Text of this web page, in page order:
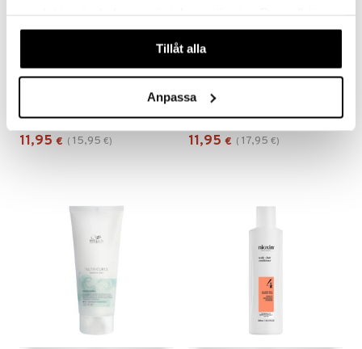
våra cookies vid fortsatt användande av vår webbplats.
Tillåt alla
Anpassa
INVIGO SUN After Sun Express Conditioner
11,95 € ( 15,95 €) 11,95 € ( 17,95 €)